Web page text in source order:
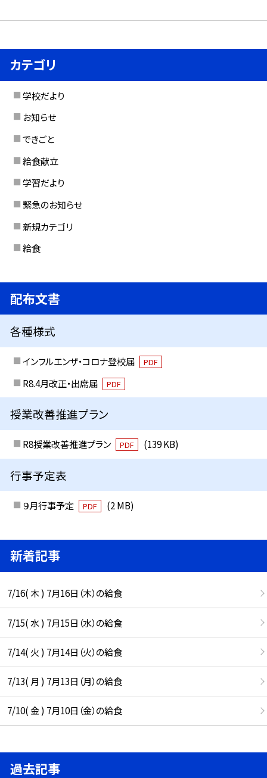
カテゴリ
学校だより
お知らせ
できごと
給食献立
学習だより
緊急のお知らせ
新規カテゴリ
給食
配布文書
各種様式
インフルエンザ・コロナ登校届 PDF
R8.4月改正・出席届 PDF
授業改善推進プラン
R8授業改善推進プラン PDF (139 KB)
行事予定表
９月行事予定 PDF (2 MB)
新着記事
7/16( 木 ) 7月16日（木）の給食
7/15( 水 ) 7月15日（水）の給食
7/14( 火 ) 7月14日（火）の給食
7/13( 月 ) 7月13日（月）の給食
7/10( 金 ) 7月10日（金）の給食
過去記事